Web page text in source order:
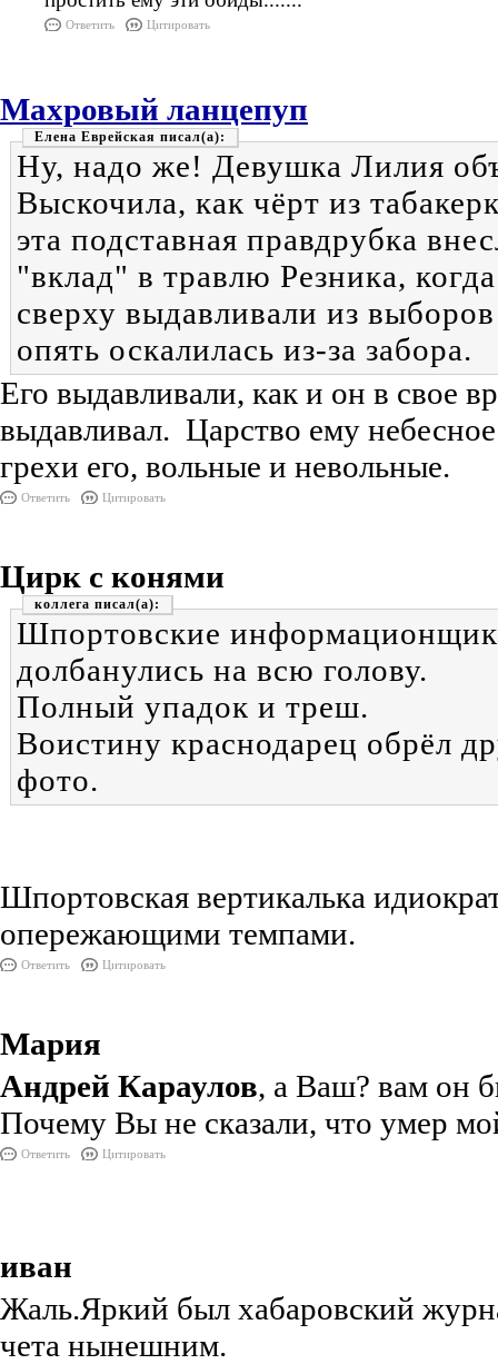
Ответить Цитировать
Махровый ланцепуп
Елена Еврейская
Ну, надо же! Девушка Лилия
Выскочила, как чёрт из
эта подставная правдрубка
"вклад" в травлю Резника,
сверху выдавливали из
опять оскалилась из-за забора.
Его выдавливали, как и он в свое
выдавливал. Царство ему
грехи его, вольные и невольные.
Ответить Цитировать
Цирк с конями
коллега
Шпортовские
долбанулись на всю голову.
Полный упадок и треш.
Воистину краснодарец обрёл
фото.
Шпортовская вертикалька
опережающими темпами.
Ответить Цитировать
Мария
Андрей Караулов, а Ваш? вам он
Почему Вы не сказали, что умер
Ответить Цитировать
иван
Жаль.Яркий был хабаровский
чета нынешним.